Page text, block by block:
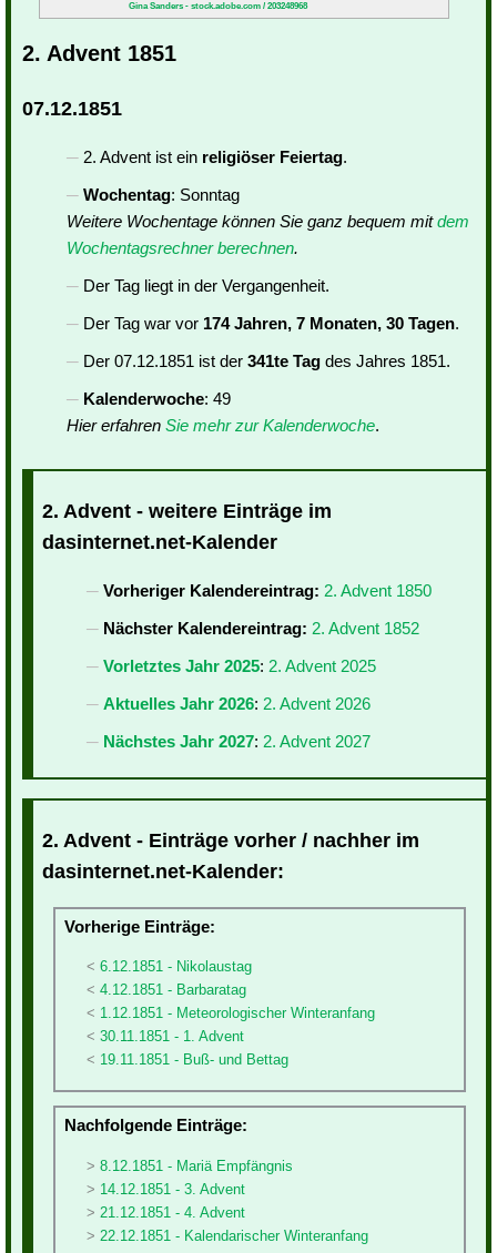
Gina Sanders - stock.adobe.com / 203248968
2. Advent 1851
07.12.1851
2. Advent ist ein religiöser Feiertag.
Wochentag: Sonntag
Weitere Wochentage können Sie ganz bequem mitdem
Wochentagsrechner berechnen.
Der Tag liegt in der Vergangenheit.
Der Tag war vor 174 Jahren, 7 Monaten, 30 Tagen.
Der 07.12.1851 ist der 341te Tag des Jahres 1851.
Kalenderwoche: 49
Hier erfahren Sie mehr zur Kalenderwoche.
2. Advent - weitere Einträge im
dasinternet.net-Kalender
Vorheriger Kalendereintrag: 2. Advent 1850
Nächster Kalendereintrag: 2. Advent 1852
Vorletztes Jahr 2025: 2. Advent 2025
Aktuelles Jahr 2026: 2. Advent 2026
Nächstes Jahr 2027: 2. Advent 2027
2. Advent - Einträge vorher / nachher im
dasinternet.net-Kalender:
Vorherige Einträge:
6.12.1851 - Nikolaustag
4.12.1851 - Barbaratag
1.12.1851 - Meteorologischer Winteranfang
30.11.1851 - 1. Advent
19.11.1851 - Buß- und Bettag
Nachfolgende Einträge:
8.12.1851 - Mariä Empfängnis
14.12.1851 - 3. Advent
21.12.1851 - 4. Advent
22.12.1851 - Kalendarischer Winteranfang